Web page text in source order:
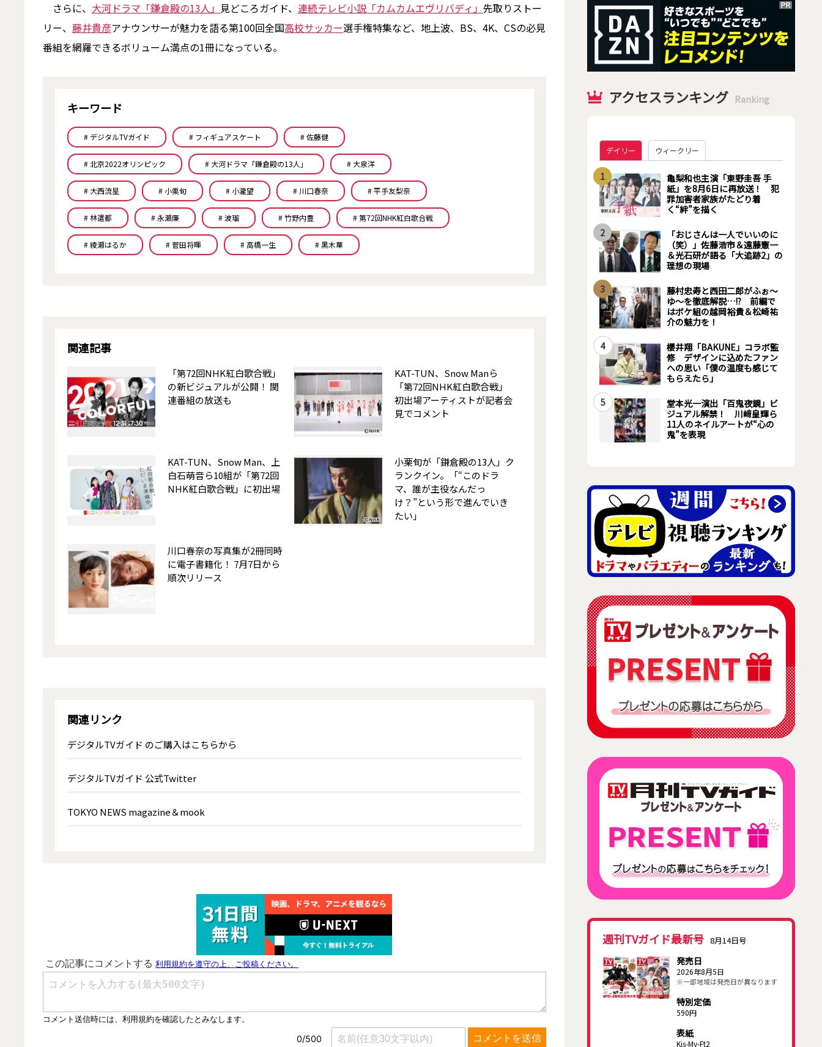
さらに、 大河ドラマ「鎌倉殿の13人」 見どころガイド、 連続テレビ小説「カムカムエヴリバディ」 先取りストー
リー、 藤井貴彦アナウンサーが魅力を語る第100回全国高校サッカー選手権特集など、地上波、BS、4K、CSの必見
番組を網羅できるボリューム満点の1冊になっている。
キーワード
# デジタルTVガイド # フィギュアスケート # 佐藤健
# 北京2022オリンピック # 大河ドラマ「鎌倉殿の13人」 # 大泉洋
# 大西流星 # 小栗旬 # 小瀧望 # 川口春奈 # 平手友梨奈
# 林遣都 # 永瀬廉 # 波瑠 # 竹野内豊 # 第72回NHK紅白歌合戦
# 綾瀬はるか # 菅田将暉 # 高橋一生 # 黒木華
関連記事
「第72回NHK紅白歌合戦」
の新ビジュアルが公開！ 関
連番組の放送も
KAT-TUN、Snow Manら
「第72回NHK紅白歌合戦」
初出場アーティストが記者会
見でコメント
KAT-TUN、Snow Man、上
白石萌音ら10組が「第72回
NHK紅白歌合戦」に初出場
小栗旬が「鎌倉殿の13人」ク
ランクイン。「“このドラ
マ、誰が主役なんだっ
け？”という形で進んでいき
たい」
川口春奈の写真集が2冊同時
に電子書籍化！ 7月7日から
順次リリース
関連リンク
デジタルTVガイド のご購入はこちらから
デジタルTVガイド 公式Twitter
TOKYO NEWS magazine＆mook
アクセスランキング Ranking
デイリー ウィークリー
1
亀梨和也主演「東野圭吾 手
紙」を8月6日に再放送！ 犯
罪加害者家族がたどり着
く“絆”を描く
2
「おじさんは一人でいいのに
（笑）」佐藤浩市＆遠藤憲一
＆光石研が語る「大追跡2」の
理想の現場
3
藤村忠寿と西田二郎がふぉ～
ゆ～を徹底解説…!? 前編で
はボケ組の越岡裕貴＆松崎祐
介の魅力を！
4
櫻井翔「BAKUNE」コラボ監
修 デザインに込めたファン
への思い「僕の温度も感じて
もらえたら」
5
堂本光一演出「百鬼夜鏡」ビ
ジュアル解禁！ 川﨑皇輝ら
11人のネイルアートが“心の
鬼”を表現
週刊TVガイド最新号 8月14日号
発売日
2026年8月5日
※一部地域は発売日が異なります
特別定価
590円
表紙
Kis-My-Ft2